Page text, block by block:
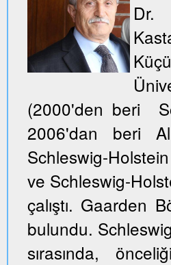
Dr.
(2000'den beri
2006'dan beri
Schleswig-
ve Schleswig-
çalıştı. Gaarden
bulundu.
sırasında,